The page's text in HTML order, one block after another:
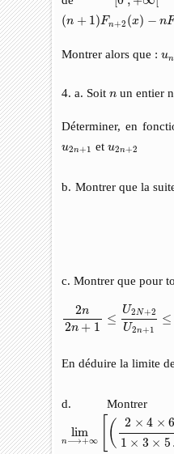
(n + 1)Fn+2 (x) − n
( 1 )Fn+ ) n x)
Montrer alors que :un
4. a. Soitn
n un entier
Déterminer, en
u2n+1
u2 +1 etu2n+2
u2 +2
b. Montrer que la
c. Montrer que pour
2n
2n + 1
≤
U2N+2
U2n+1
≤
2 2N
En déduire la limite
d.
lim
n⟶+∞ ( 2 × 4 × 6
1 × 3 × 5
+